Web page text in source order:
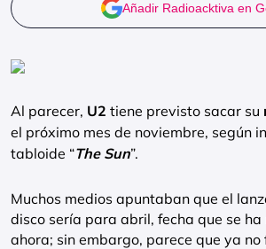
Añadir Radioacktiva en
Al parecer, U2 tiene previsto sacar su
el próximo mes de noviembre, según
tabloide “The Sun”.
Muchos medios apuntaban que el
disco sería para abril, fecha que se
ahora; sin embargo, parece que ya